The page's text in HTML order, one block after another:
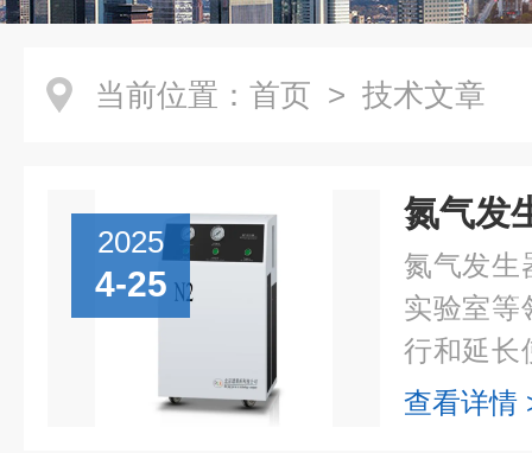
当前位置： 首页 > 技术文章
2025
4-25
氮气发生
实验室等
行和延长
细致的检
查看详情